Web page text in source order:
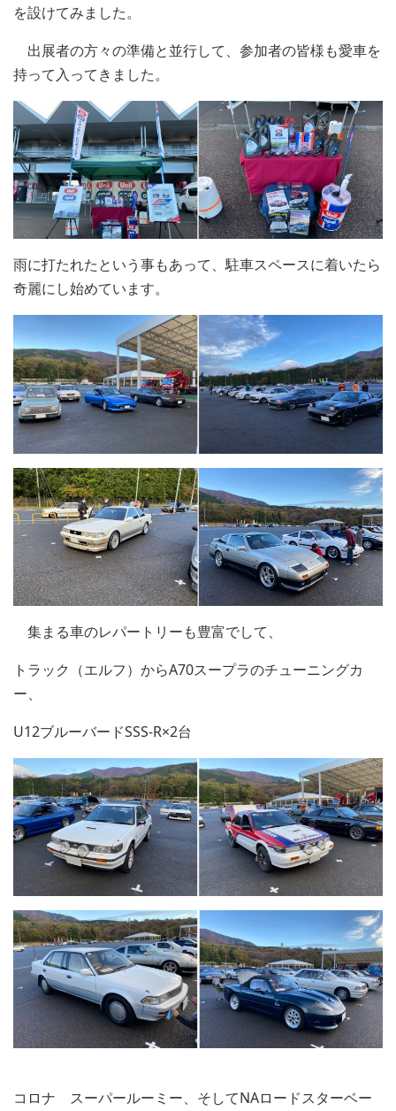
を設けてみました。
出展者の方々の準備と並行して、参加者の皆様も愛車を
持って入ってきました。
雨に打たれたという事もあって、駐車スペースに着いたら
奇麗にし始めています。
集まる車のレパートリーも豊富でして、
トラック（エルフ）からA70スープラのチューニングカ
ー、
U12ブルーバードSSS-R×2台
コロナ スーパールーミー、そしてNAロードスターベー